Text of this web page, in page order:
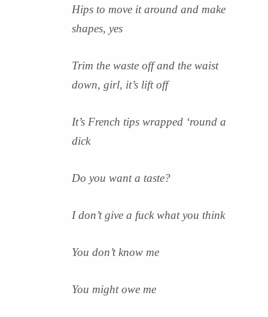
Hips to move it around and make
shapes, yes
Trim the waste off and the waist
down, girl, it’s lift off
It’s French tips wrapped ‘round a
dick
Do you want a taste?
I don’t give a fuck what you think
You don’t know me
You might owe me